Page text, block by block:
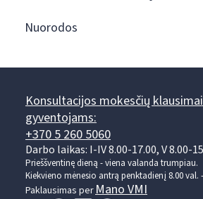
Nuorodos
Konsultacijos mokesčių
gyventojams:
+370 5 260 5060
Darbo laikas: I-IV 8.00-17.00, V 8.00-
Prieššventinę dieną - viena valanda trumpiau.
Kiekvieno mėnesio antrą penktadienį 8.00 val.
Paklausimas perMano VMI